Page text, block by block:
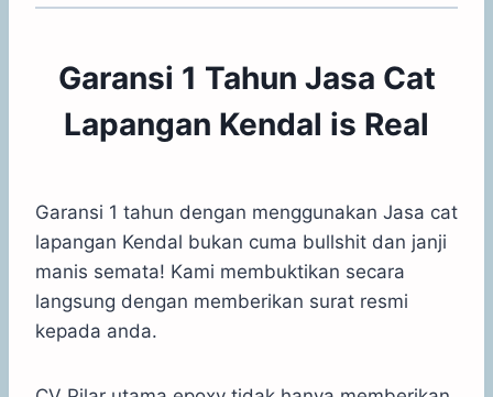
Garansi 1 Tahun Jasa Cat
Lapangan Kendal is Real
Garansi 1 tahun dengan menggunakan Jasa cat
lapangan Kendal bukan cuma bullshit dan janji
manis semata! Kami membuktikan secara
langsung dengan memberikan surat resmi
kepada anda.